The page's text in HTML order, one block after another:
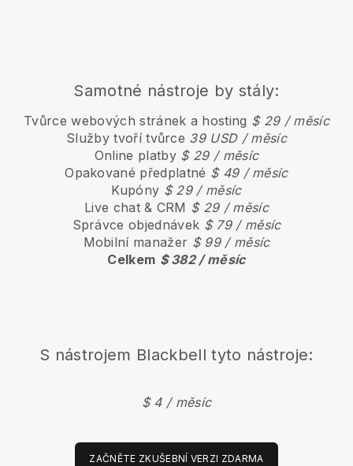
Samotné nástroje by stály:
Tvůrce webových stránek a hosting $ 29 / měsíc
Služby tvoří tvůrce 39 USD / měsíc
Online platby $ 29 / měsíc
Opakované předplatné $ 49 / měsíc
Kupóny $ 29 / měsíc
Live chat & CRM $ 29 / měsíc
Správce objednávek $ 79 / měsíc
Mobilní manažer $ 99 / měsíc
Celkem $ 382 / měsíc
S nástrojem Blackbell tyto nástroje:
$ 4 / měsíc
ZAČNĚTE ZKUŠEBNÍ VERZI ZDARMA